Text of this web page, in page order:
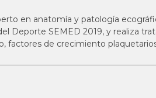
en anatomía y patología
Deporte SEMED 2019, y realiza
factores de crecimiento